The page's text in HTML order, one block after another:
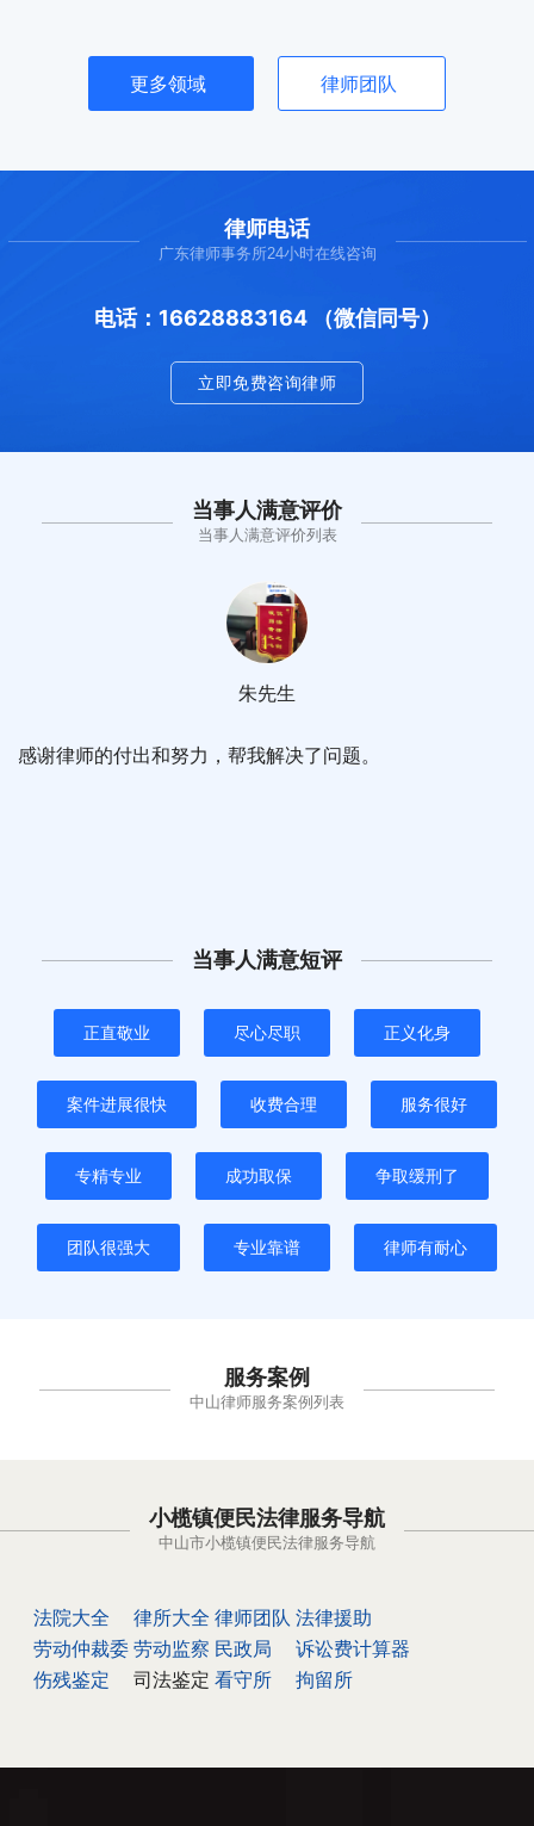
更多领域 律师团队
律师电话
广东律师事务所24小时在线咨询
电话：16628883164 （微信同号）
立即免费咨询律师
当事人满意评价
当事人满意评价列表
感谢律师的付出和努力，帮我解决了问题。
朱先生
当事人满意短评
正直敬业 尽心尽职 正义化身
案件进展很快 收费合理 服务很好
专精专业 成功取保 争取缓刑了
团队很强大 专业靠谱 律师有耐心
服务案例
中山律师服务案例列表
小榄镇便民法律服务导航
中山市小榄镇便民法律服务导航
法院大全 律所大全 律师团队 法律援助
劳动仲裁委 劳动监察 民政局
诉讼费计算器
伤残鉴定
司法鉴定 看守所 拘留所